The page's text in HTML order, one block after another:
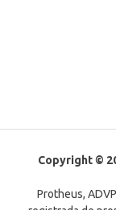
Copyright ©
Protheus,